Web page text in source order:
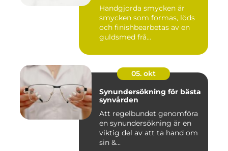
Handgjorda smycken är
smycken som formas, löds
och finishbearbetas av en
guldsmed frå...
05. okt
Synundersökning för bästa
synvården
Att regelbundet genomföra
en synundersökning är en
viktig del av att ta hand om
sin &...